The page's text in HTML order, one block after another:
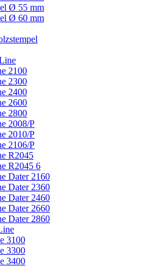
Ø 55 mm
Ø 60 mm
2100
2300
2400
2600
2800
2008/P
2010/P
2106/P
R2045
R2045 6
Dater 2160
Dater 2360
Dater 2460
Dater 2660
Dater 2860
3100
3300
3400